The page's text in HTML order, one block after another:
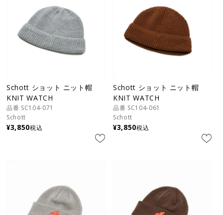
Schott ショット ニット帽
KNIT WATCH
品番 SC104-071
Schott
¥3,850税込
Schott ショット ニット帽
KNIT WATCH
品番 SC104-061
Schott
¥3,850税込